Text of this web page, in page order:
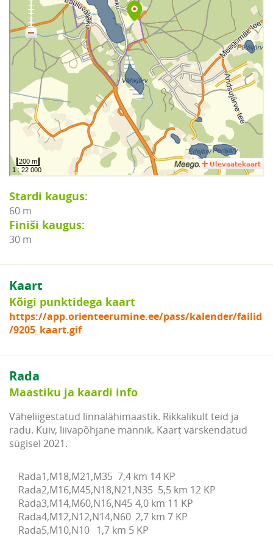
Stardi kaugus:
60 m
Finiši kaugus:
30 m
Kaart
Kõigi punktidega kaart
https://app.orienteerumine.ee/pass/kalender/failid
/9205_kaart.gif
Rada
Maastiku ja kaardi info
Väheliigestatud linnalähimaastik. Rikkalikult teid ja
radu. Kuiv, liivapõhjane männik. Kaart värskendatud
sügisel 2021.
Rada1,M18,M21,M35  7,4 km 14 KP
Rada2,M16,M45,N18,N21,N35  5,5 km 12 KP
Rada3,M14,M60,N16,N45	4,0 km 11 KP
Rada4,M12,N12,N14,N60	2,7 km 7 KP
Rada5,M10,N10	1,7 km 5 KP